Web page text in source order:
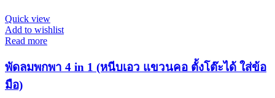
Quick view
Add to wishlist
Read more
พัดลมพกพา 4 in 1 (หนีบเอว แขวนคอ ตั้งโต๊ะได้ ใส่ข้อ
มือ)